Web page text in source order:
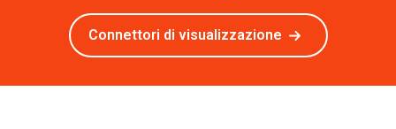
Connettori di visualizzazione